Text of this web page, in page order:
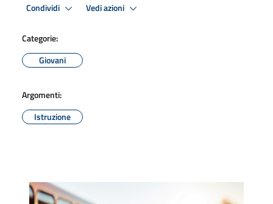
Condividi Vedi azioni
Categorie:
Giovani
Argomenti:
Istruzione